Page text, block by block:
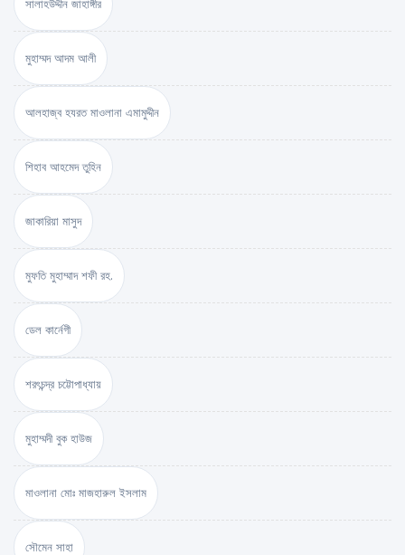
সালাহউদ্দীন জাহাঙ্গীর
মুহাম্মদ আদম আলী
আলহাজ্ব হযরত মাওলানা এমামুদ্দীন
শিহাব আহমেদ তুহিন
জাকারিয়া মাসুদ
মুফতি মুহাম্মাদ শফী রহ.
ডেল কার্নেগী
শরৎচন্দ্র চট্টোপাধ্যায়
মুহাম্মদী বুক হাউজ
মাওলানা মোঃ মাজহারুল ইসলাম
সৌমেন সাহা